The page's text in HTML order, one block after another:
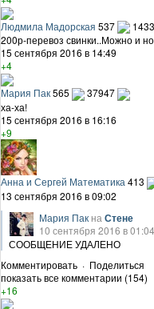
Людмила Мадорская 537
200р-перевоз свинки..Можно и
15 сентября 2016 в 14:49
+4
Мария Пак565
37947
ха-ха!
15 сентября 2016 в 16:16
+9
Анна и Сергей Математика 413
13 сентября 2016 в 09:02
Мария Пак на Стене
10 сентября 2016 в 01:04
СООБЩЕНИЕ УДАЛЕНО
Комментировать · Поделиться
показать все комментарии (154)
+16